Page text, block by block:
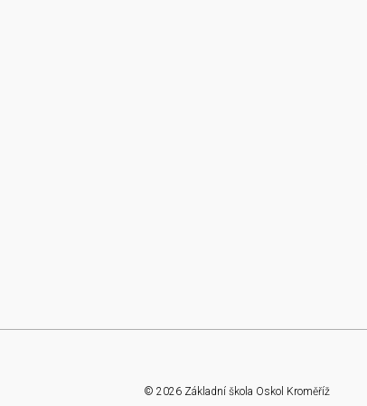
© 2026 Základní škola Oskol Kroměříž